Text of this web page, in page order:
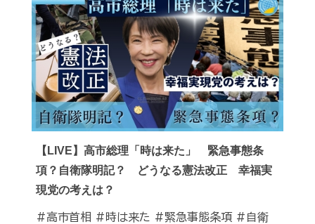
【LIVE】高市総理「時は来た」 緊急事態条
項？自衛隊明記？ どうなる憲法改正 幸福実
現党の考えは？
#高市首相 #時は来た #緊急事態条項 #自衛